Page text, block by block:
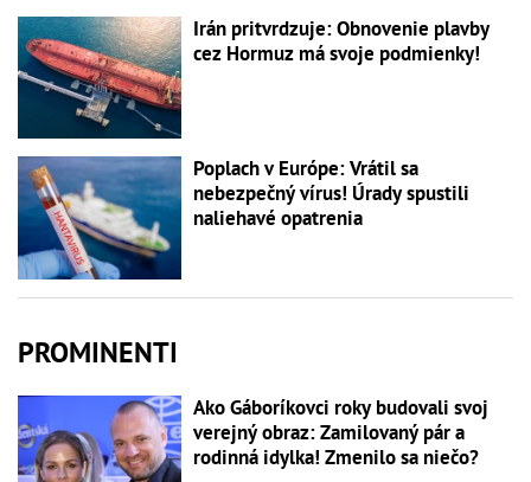
Irán pritvrdzuje: Obnovenie plavby
cez Hormuz má svoje podmienky!
Poplach v Európe: Vrátil sa
nebezpečný vírus! Úrady spustili
naliehavé opatrenia
PROMINENTI
Ako Gáboríkovci roky budovali svoj
verejný obraz: Zamilovaný pár a
rodinná idylka! Zmenilo sa niečo?